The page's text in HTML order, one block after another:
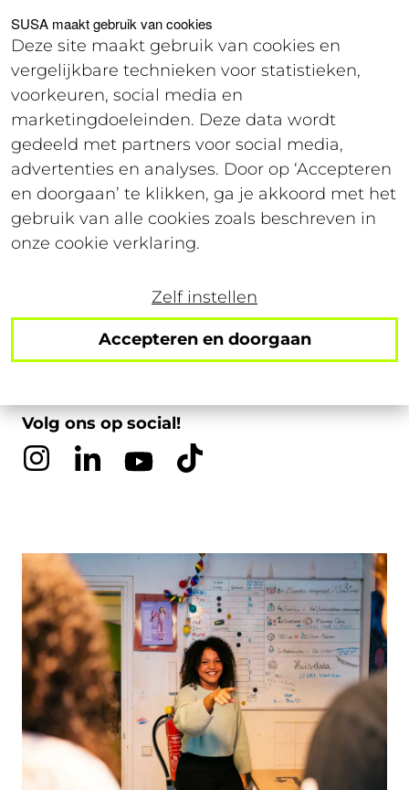
SUSA maakt gebruik van cookies
Deze site maakt gebruik van cookies en
vergelijkbare technieken voor statistieken,
voorkeuren, social media en
marketingdoeleinden. Deze data wordt
gedeeld met partners voor social media,
advertenties en analyses. Door op ‘Accepteren
en doorgaan’ te klikken, ga je akkoord met het
gebruik van alle cookies zoals beschreven in
onze cookie verklaring.
Zelf instellen
Accepteren en doorgaan
Voor studenten Voor werkgevers
Login
Zo overleef je
huisgenoten
30 juli 2020
Leestijd: 4 minuten
Volg ons op social!